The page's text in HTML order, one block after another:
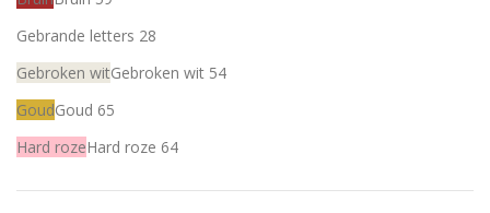
Gebrande letters 28
Gebroken witGebroken wit 54
GoudGoud 65
Hard rozeHard roze 64